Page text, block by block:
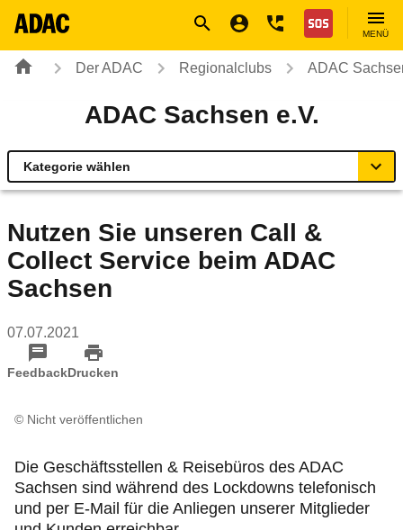
Nothilfe
MENÜ
Der ADAC Regionalclubs ADAC
ADAC Sachsen e.V.
Kategorie wählen
Ihr Kontakt zum ADAC Sachsen
Radservice-Stationen Sachsen
Nutzen Sie unseren Call &
Collect Service beim ADAC
Sachsen
07.07.2021
FeedbackDrucken
© Nicht veröffentlichen
Die Geschäftsstellen & Reisebüros des ADAC
Sachsen sind während des Lockdowns telefonisch
und per E-Mail für die Anliegen unserer Mitglieder